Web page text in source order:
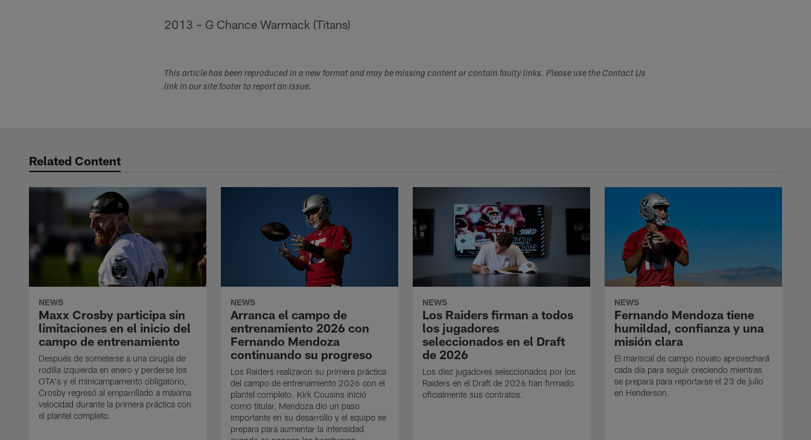
2013 – G Chance Warmack (Titans)
This article has been reproduced in a new format and may be missing content or contain faulty links. Please use the Contact Us
link in our site footer to report an issue.
Related Content
NEWS
Maxx Crosby participa sin
limitaciones en el inicio del
campo de entrenamiento
Después de someterse a una cirugía de
rodilla izquierda en enero y perderse los
OTA's y el minicampamento obligatorio,
Crosby regresó al emparrillado a máxima
velocidad durante la primera práctica con
el plantel completo.
NEWS
Arranca el campo de
entrenamiento 2026 con
Fernando Mendoza
continuando su progreso
Los Raiders realizaron su primera práctica
del campo de entrenamiento 2026 con el
plantel completo. Kirk Cousins inició
como titular, Mendoza dio un paso
importante en su desarrollo y el equipo se
prepara para aumentar la intensidad
NEWS
Los Raiders firman a todos
los jugadores
seleccionados en el Draft
de 2026
Los diez jugadores seleccionados por los
Raiders en el Draft de 2026 han firmado
oficialmente sus contratos.
NEWS
Fernando Mendoza tiene
humildad, confianza y una
misión clara
El mariscal de campo novato aprovechará
cada día para seguir creciendo mientras
se prepara para reportarse el 23 de julio
en Henderson.